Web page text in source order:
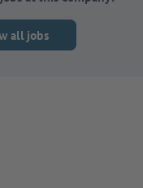
all jobs